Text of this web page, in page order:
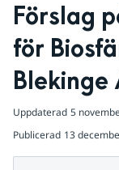
Förslag
för
Uppdaterad 5
Publicerad 13